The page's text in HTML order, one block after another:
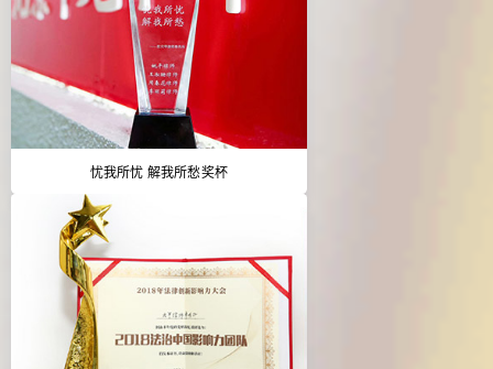
忧我所忧 解我所愁奖杯